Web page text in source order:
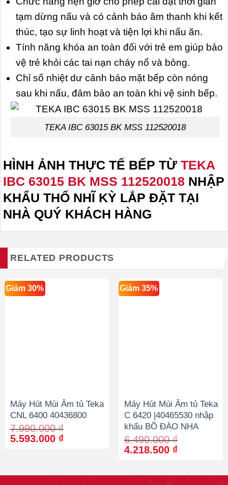
tạm dừng nấu và có cảnh báo âm thanh khi kết
thúc, tạo sự linh hoạt và tiện lợi khi nấu ăn.
Tính năng khóa an toàn đối với trẻ em giúp bảo
vệ trẻ khỏi các tai nạn cháy nổ và bỏng.
Chỉ số nhiệt dư cảnh báo mặt bếp còn nóng
sau khi nấu, đảm bảo an toàn khi vệ sinh bếp.
TEKA IBC 63015 BK MSS 112520018
HÌNH ẢNH THỰC TẾ BẾP TỪ TEKA
IBC 63015 BK MSS 112520018 NHẬP
KHẨU THỔ NHĨ KỲ LẮP ĐẶT TẠI
NHÀ QUÝ KHÁCH HÀNG
RELATED PRODUCTS
Giảm 30%
Máy Hút Mùi Âm tủ Teka
CNL 6400 40436800
7.990.000₫
Original
5.593.000 ₫Current
Giảm 35%
Máy Hút Mùi Âm tủ Teka
C 6420 |40465530 nhập
khẩu BỒ ĐÀO NHA
6.490.000₫
Original
4.218.500 ₫Current